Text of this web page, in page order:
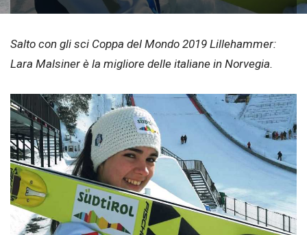
Salto con gli sci Coppa del Mondo 2019 Lillehammer:
Lara Malsiner è la migliore delle italiane in Norvegia.